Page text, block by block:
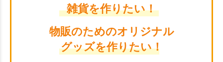
雑貨を作りたい！
物販のためのオリジナル
グッズを作りたい！